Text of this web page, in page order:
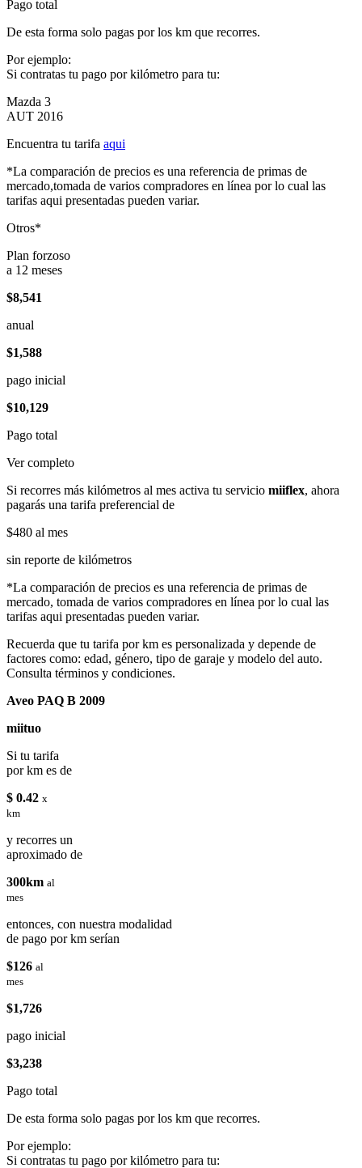
Pago total
De esta forma solo pagas por los km que recorres.
Por ejemplo:
Si contratas tu pago por kilómetro para tu:
Mazda 3
AUT 2016
Encuentra tu tarifa aqui
*La comparación de precios es una referencia de primas de
mercado,tomada de varios compradores en línea por lo cual las
tarifas aqui presentadas pueden variar.
Otros*
Plan forzoso
a 12 meses
$8,541
anual
$1,588
pago inicial
$10,129
Pago total
Ver completo
Si recorres más kilómetros al mes activa tu servicio miiflex, ahora
pagarás una tarifa preferencial de
$480 al mes
sin reporte de kilómetros
*La comparación de precios es una referencia de primas de
mercado, tomada de varios compradores en línea por lo cual las
tarifas aqui presentadas pueden variar.
Recuerda que tu tarifa por km es personalizada y depende de
factores como: edad, género, tipo de garaje y modelo del auto.
Consulta términos y condiciones.
Aveo PAQ B 2009
miituo
Si tu tarifa
por km es de
$ 0.42 x
km
y recorres un
aproximado de
300km al
mes
entonces, con nuestra modalidad
de pago por km serían
$126 al
mes
$1,726
pago inicial
$3,238
Pago total
De esta forma solo pagas por los km que recorres.
Por ejemplo:
Si contratas tu pago por kilómetro para tu: